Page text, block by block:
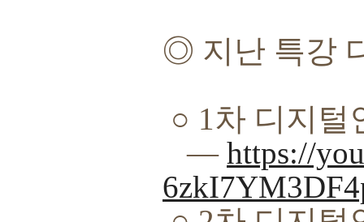
◎ 지난 특강
○ 1차 디지털
― https://